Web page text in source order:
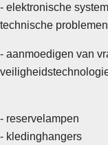
- elektronische
technische
- aanmoedigen van
- reservelampen
- kledinghangers